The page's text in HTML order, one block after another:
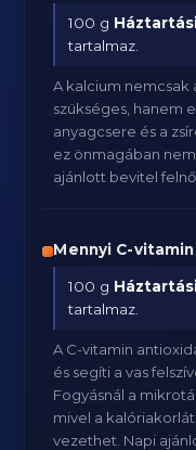
100 g
tartalmaz.
A kalcium
szükséges, hanem
anyagcsere és a
ez önmagában
ajánlott bevitel
Mennyi C-
100 g
tartalmaz.
A C-vitamin
és segíti a vas
Fogyásnál a
mivel a
vezethet. Napi